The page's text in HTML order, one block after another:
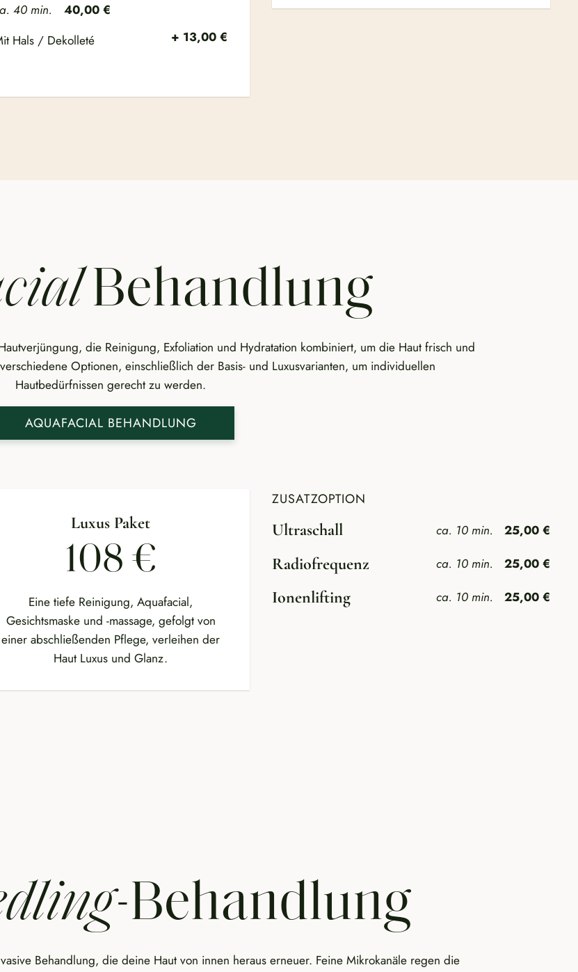
40 min.
40,00 €
Hals / Dekolleté
+ 13,00 €
Behandlung
die Reinigung, Exfoliation und Hydratation kombiniert, um die Haut frisch und
Optionen, einschließlich der Basis- und Luxusvarianten, um individuellen
Hautbedürfnissen gerecht zu werden.
AQUAFACIAL BEHANDLUNG
Luxus Paket
108 €
Eine tiefe Reinigung, Aquafacial,
Gesichtsmaske und -massage, gefolgt von
einer abschließenden Pflege, verleihen der
Haut Luxus und Glanz.
ZUSATZOPTION
Ultraschall ca. 10 min. 25,00 €
Radiofrequenz ca. 10 min. 25,00 €
Ionenlifting ca. 10 min. 25,00 €
Behandlung
Behandlung, die deine Haut von innen heraus erneuer. Feine Mikrokanäle regen die